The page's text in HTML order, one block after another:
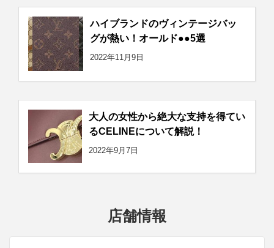
ハイブランドのヴィンテージバッ
グが熱い！オールド●●5選
2022年11月9日
大人の女性から絶大な支持を得てい
るCELINEについて解説！
2022年9月7日
店舗情報